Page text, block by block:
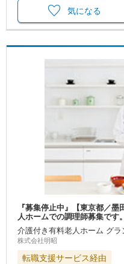
気になる
『募集停止中』【東京都／
人ホームでの調理師募集です
介護付き有料老人ホーム グラ
株式会社明昭
転職支援サービス経由